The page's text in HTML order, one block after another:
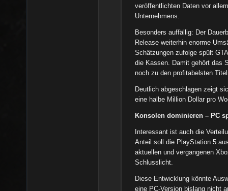
veröffentlichten Daten vor
Unternehmens.
Besonders auffällig: Der
Release weiterhin enorme
Schätzungen zufolge spült
die Kassen. Damit gehört das
noch zu den profitabelsten
Deutlich abgeschlagen zeigt
eine halbe Million Dollar pro
Konsolen dominieren – PC
Interessant ist auch die
Anteil soll die PlayStation 5
aktuellen und vergangenen
Schlusslicht.
Diese Entwicklung könnte
eine PC-Version bislang nicht